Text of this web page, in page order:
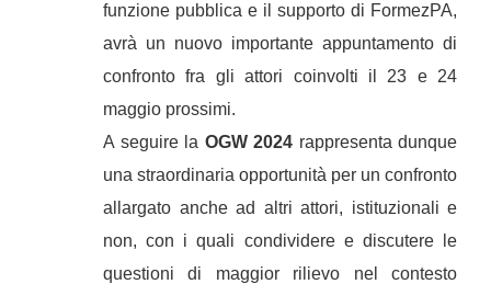
funzione pubblica e il supporto di FormezPA,
avrà un nuovo importante appuntamento di
confronto fra gli attori coinvolti il 23 e 24
maggio prossimi.
A seguire la OGW 2024 rappresenta dunque
una straordinaria opportunità per un confronto
allargato anche ad altri attori, istituzionali e
non, con i quali condividere e discutere le
questioni di maggior rilievo nel contesto